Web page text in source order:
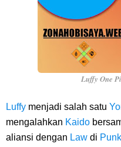
7 Fakta Ivankov One Piece,
7 Klub Pertama Yang
Luffy One
Luffy menjadi salah satu
mengalahkan Kaido
aliansi dengan Law di